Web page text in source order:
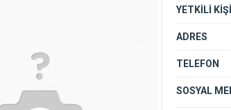
YETKİLİ KİŞİ
ADRES
TELEFON
SOSYAL